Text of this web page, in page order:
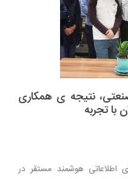
نتیجه ی همکاری
با تجربه
اطلاعاتی هوشمند مستقر در